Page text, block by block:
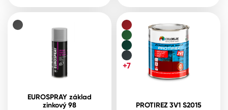
EUROSPRAY základ
zinkový 98
PROTIREZ 3V1 S2015
+7